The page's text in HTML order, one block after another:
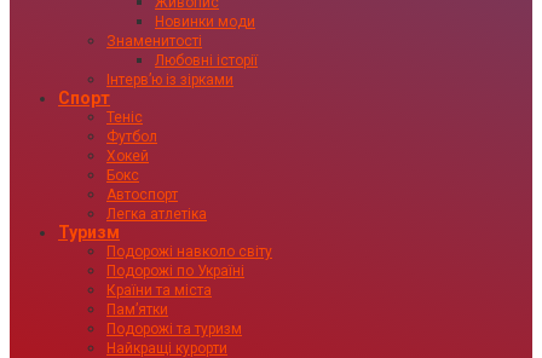
Новинки моди
Знаменитості
Любовні історії
Інтервʼю із зірками
Спорт
Теніс
Футбол
Хокей
Бокс
Автоспорт
Легка атлетіка
Туризм
Подорожі навколо світу
Подорожі по Україні
Країни та міста
Пам’ятки
Подорожі та туризм
Найкращі курорти